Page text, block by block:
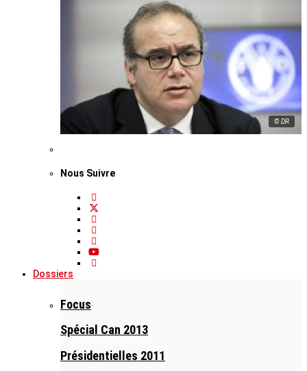
© DR
Nous Suivre
Dossiers
Focus
Spécial Can 2013
Présidentielles 2011